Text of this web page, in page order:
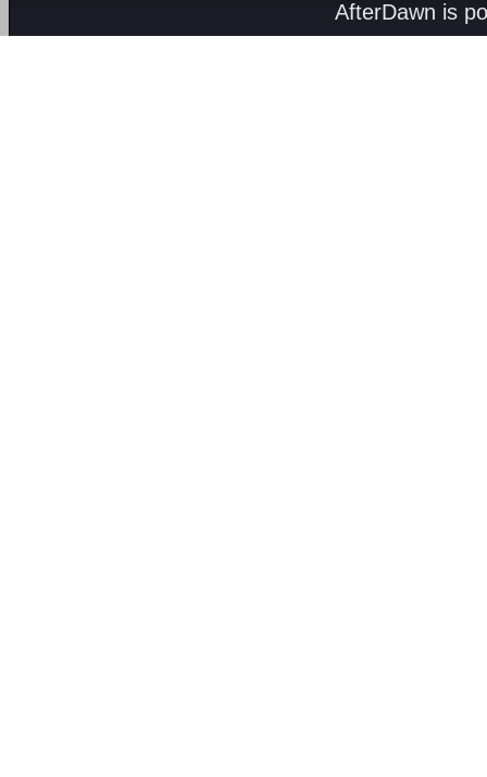
AfterDawn is